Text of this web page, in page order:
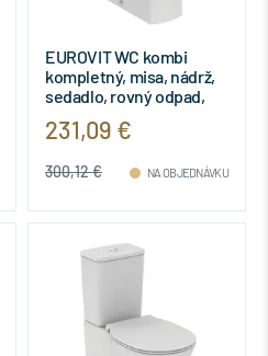
EUROVIT WC kombi
kompletný, misa, nádrž,
sedadlo, rovný odpad,
231,09 €
300,12 € NA OBJEDNÁVKU